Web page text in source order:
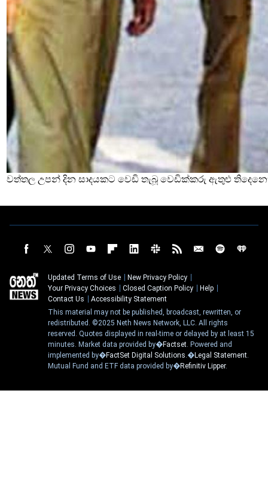
වත්තල උපන් දින සාදයකට වෙඩි තැබූ වෙඩික්කරු ඇතුළු
Updated Terms of Use
New Privacy Policy
Your Privacy Choices
Closed Caption Policy
Help
Contact Us
Accessibility Statement
This material may not be published, broadcast, rewritten, or
redistributed. ©2025 Neth News Network, LLC. All rights
reserved. Quotes displayed in real-time or delayed by at least 15
minutes. Market data provided by�Factset. Powered and
implemented by�FactSet Digital Solutions.�Legal Statement.
Mutual Fund and ETF data provided by�Refinitiv Lipper.